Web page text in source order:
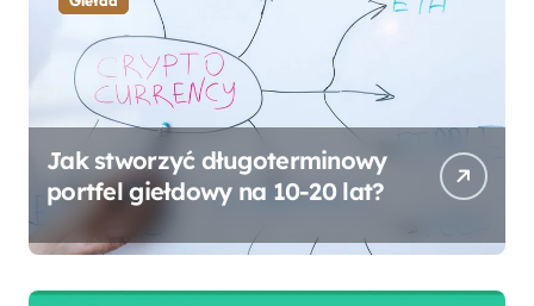
Jak stworzyć długoterminowy
portfel giełdowy na 10-20 lat?